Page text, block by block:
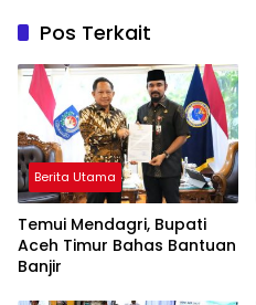
Pos Terkait
Berita Utama
Temui Mendagri, Bupati
Aceh Timur Bahas Bantuan
Banjir